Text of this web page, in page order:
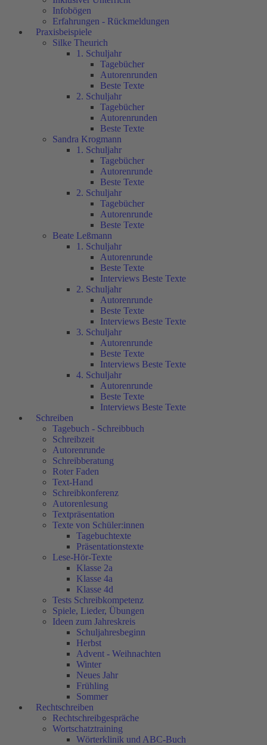
Infobögen
Erfahrungen - Rückmeldungen
Praxisbeispiele
Silke Theurich
1. Schuljahr
Tagebücher
Autorenrunden
Beste Texte
2. Schuljahr
Tagebücher
Autorenrunden
Beste Texte
Sandra Krogmann
1. Schuljahr
Tagebücher
Autorenrunde
Beste Texte
2. Schuljahr
Tagebücher
Autorenrunde
Beste Texte
Beate Leßmann
1. Schuljahr
Autorenrunde
Beste Texte
Interviews Beste Texte
2. Schuljahr
Autorenrunde
Beste Texte
Interviews Beste Texte
3. Schuljahr
Autorenrunde
Beste Texte
Interviews Beste Texte
4. Schuljahr
Autorenrunde
Beste Texte
Interviews Beste Texte
Schreiben
Tagebuch - Schreibbuch
Schreibzeit
Autorenrunde
Schreibberatung
Roter Faden
Text-Hand
Schreibkonferenz
Autorenlesung
Textpräsentation
Texte von Schüler:innen
Tagebuchtexte
Präsentationstexte
Lese-Hör-Texte
Klasse 2a
Klasse 4a
Klasse 4d
Tests Schreibkompetenz
Spiele, Lieder, Übungen
Ideen zum Jahreskreis
Schuljahresbeginn
Herbst
Advent - Weihnachten
Winter
Neues Jahr
Frühling
Sommer
Rechtschreiben
Rechtschreibgespräche
Wortschatztraining
Wörterklinik und ABC-Buch